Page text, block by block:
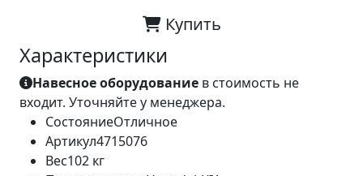
Купить
Характеристики
Навесное оборудование в стоимость не
входит. Уточняйте у менеджера.
СостояниеОтличное
Артикул4715076
Вес102 кг